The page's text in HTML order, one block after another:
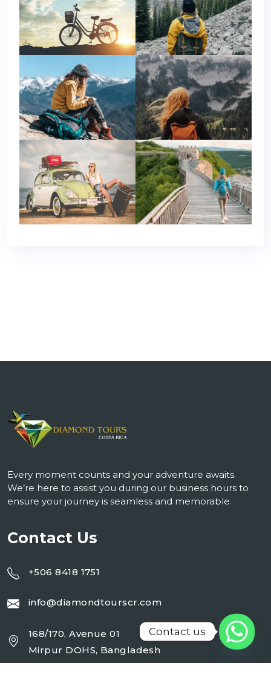
Every moment counts and your adventure awaits.
We’re here to assist you during our business hours to
ensure your journey is seamless and memorable.
Contact Us
+506 8418 1751
info@diamondtourscr.com
168/170, Avenue 01
Mirpur DOHS, Bangladesh
Contact us